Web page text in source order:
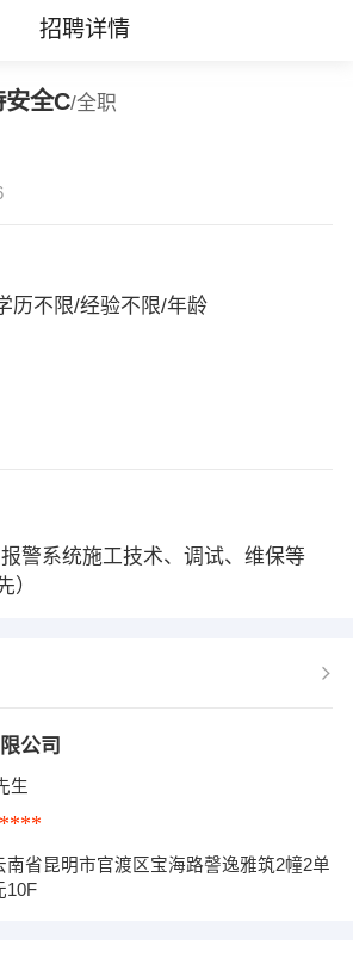
招聘详情
全C/全职
历不限/经验不限/年龄
警系统施工技术、调试、维保等
）
公司
生
****
南省昆明市官渡区宝海路謦逸雅筑2幢2单
10F